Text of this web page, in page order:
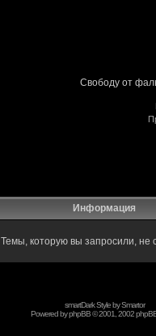
Свободу от
Информация
Темы, которую вы запросили, не
smartDark Style bySmartor
Powered byphpBB© 2001, 2002